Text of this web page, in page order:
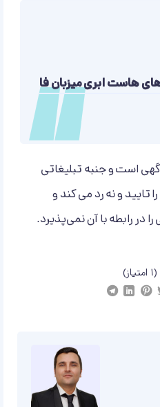
هاست ابری میزبان فا
است و جنبه تبلیغاتی
تایید و نه رد می کند و
در رابطه با آن نمی‌پذیرد.